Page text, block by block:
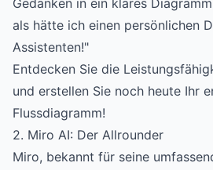
Gedanken in ein klares
als hätte ich einen persönlichen
Assistenten!"
Entdecken Sie die
und erstellen Sie noch heute Ihr
Flussdiagramm!
2. Miro AI: Der Allrounder
Miro, bekannt für seine